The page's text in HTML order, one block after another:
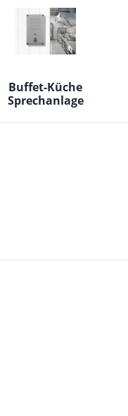
Buffet-Küche
Sprechanlage